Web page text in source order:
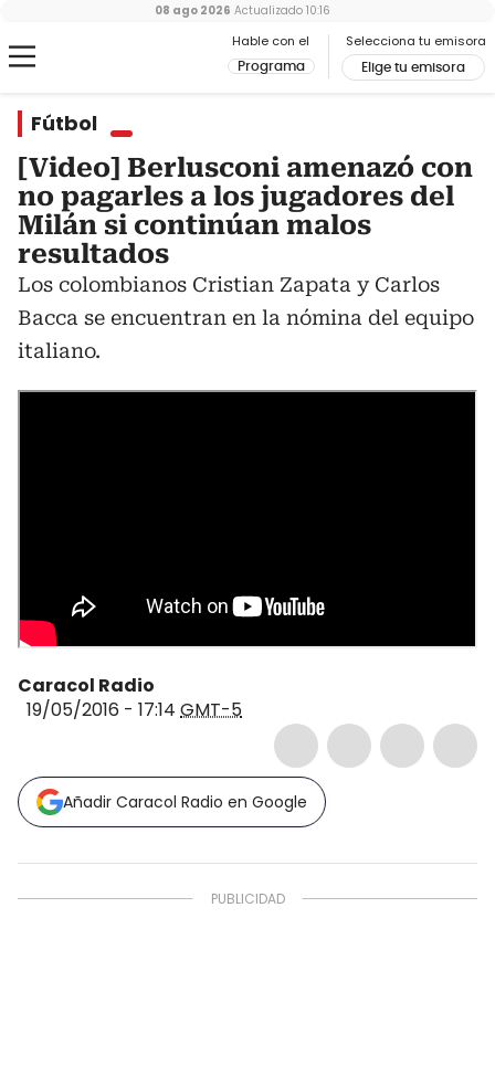
Hable con el
Programa
Selecciona tu emisora
Elige tu emisora
08 ago 2026 Actualizado 10:16
Fútbol
[Video] Berlusconi amenazó con
no pagarles a los jugadores del
Milán si continúan malos
resultados
Los colombianos Cristian Zapata y Carlos
Bacca se encuentran en la nómina del equipo
italiano.
Caracol Radio
19/05/2016 - 17:14 GMT-5
Añadir Caracol Radio en Google